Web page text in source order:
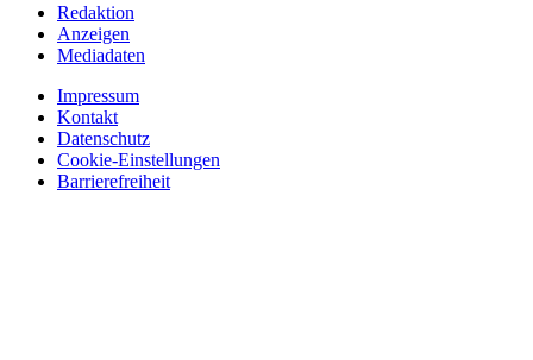
Redaktion
Anzeigen
Mediadaten
Impressum
Kontakt
Datenschutz
Cookie-Einstellungen
Barrierefreiheit